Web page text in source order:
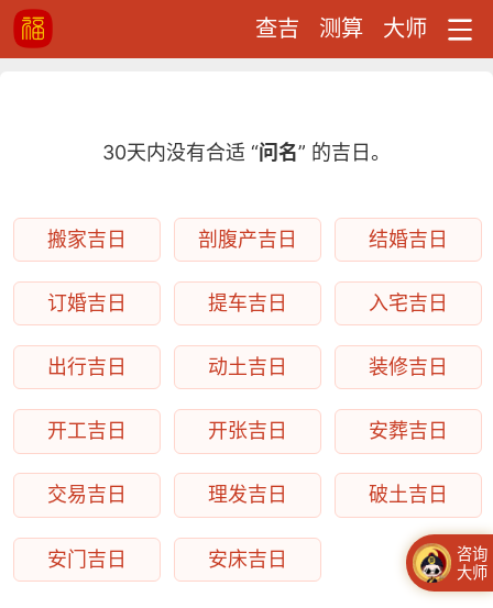
查吉 测算 大师
30天内没有合适 “问名” 的吉日。
搬家吉日 剖腹产吉日 结婚吉日
订婚吉日 提车吉日 入宅吉日
出行吉日 动土吉日 装修吉日
开工吉日 开张吉日 安葬吉日
交易吉日 理发吉日 破土吉日
安门吉日 安床吉日
咨询
大师